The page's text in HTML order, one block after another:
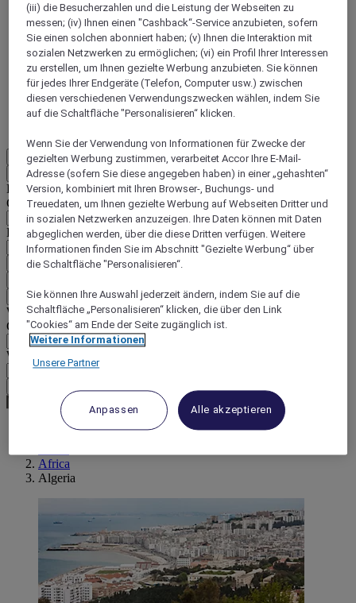
ALL Accor+ Voyager
15% rabatt das ganze Jahrüber auf Ihre Aufenthalte
bei über 30 Marken
JETZT ANMELDEN
DE
Zurück
Land und Sprache unten auswählen
Geografische Zone
Land/Region - Sprache
Mein Land und meine Sprache bestätigen
Zurück
Währung unten auswählen
Geografische Zone
Währung
Africa
Algeria
(iii) die Besucherzahlen und die Leistung der Webseiten zu
messen; (iv) Ihnen einen "Cashback“-Service anzubieten, sofern
Sie einen solchen abonniert haben; (v) Ihnen die Interaktion mit
sozialen Netzwerken zu ermöglichen; (vi) ein Profil Ihrer Interessen
zu erstellen, um Ihnen gezielte Werbung anzubieten. Sie können
für jedes Ihrer Endgeräte (Telefon, Computer usw.) zwischen
diesen verschiedenen Verwendungszwecken wählen, indem Sie
auf die Schaltfläche "Personalisieren“ klicken.
Wenn Sie der Verwendung von Informationen für Zwecke der
gezielten Werbung zustimmen, verarbeitet Accor Ihre E-Mail-
Adresse (sofern Sie diese angegeben haben) in einer „gehashten“
Version, kombiniert mit Ihren Browser-, Buchungs- und
Treuedaten, um Ihnen gezielte Werbung auf Webseiten Dritter und
in sozialen Netzwerken anzuzeigen. Ihre Daten können mit Daten
abgeglichen werden, über die diese Dritten verfügen. Weitere
Informationen finden Sie im Abschnitt "Gezielte Werbung“ über
die Schaltfläche "Personalisieren“.
Sie können Ihre Auswahl jederzeit ändern, indem Sie auf die
Schaltfläche „Personalisieren“ klicken, die über den Link
"Cookies“ am Ende der Seite zugänglich ist.
Weitere Informationen
Unsere Partner
Anpassen Alle akzeptieren